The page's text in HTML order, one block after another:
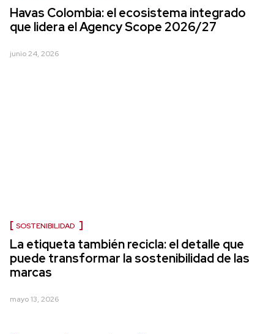
Havas Colombia: el ecosistema integrado
que lidera el Agency Scope 2026/27
junio 24, 2026
SOSTENIBILIDAD
La etiqueta también recicla: el detalle que
puede transformar la sostenibilidad de las
marcas
mayo 13, 2026